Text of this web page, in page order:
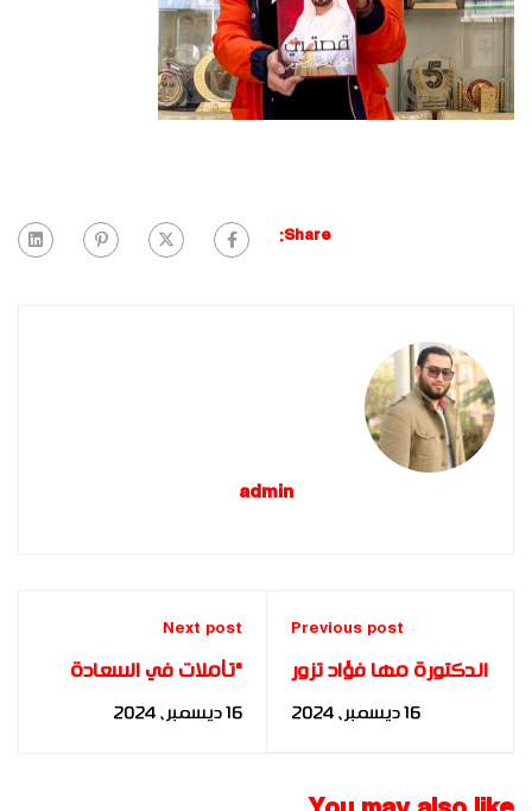
Share:
admin
Previous post
الدكتورة مها فؤاد تزور
مركز المشاعر الإنسانية
16 ديسمبر، 2024
Next post
"تأملات في السعادة
والإيجابية" لصاحب
16 ديسمبر، 2024